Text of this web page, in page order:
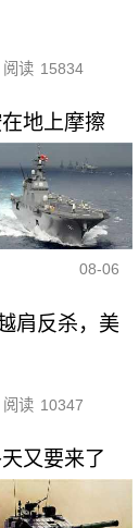
阅读 15834
地上摩擦
08-06
肩反杀，美
阅读 10347
又要来了